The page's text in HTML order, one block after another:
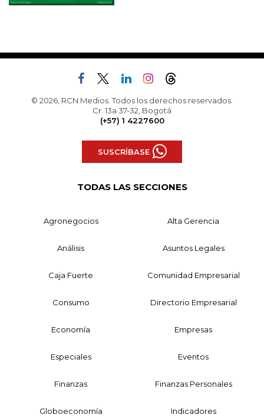
© 2026, RCN Medios. Todos los derechos reservados.
Cr. 13a 37-32, Bogotá
(+57) 1 4227600
SUSCRÍBASE
TODAS LAS SECCIONES
Agronegocios Alta Gerencia
Análisis Asuntos Legales
Caja Fuerte Comunidad Empresarial
Consumo Directorio Empresarial
Economía Empresas
Especiales Eventos
Finanzas Finanzas Personales
Globoeconomía Indicadores